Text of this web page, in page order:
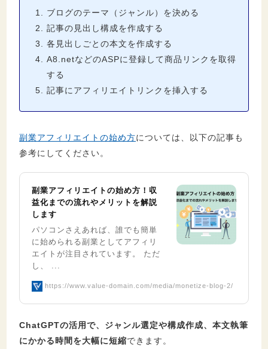
ブログのテーマ（ジャンル）を決める
記事の見出し構成を作成する
各見出しごとの本文を作成する
A8.netなどのASPに登録して商品リンクを取得
する
記事にアフィリエイトリンクを挿入する
副業アフィリエイトの始め方については、以下の記事も
参考にしてください。
副業アフィリエイトの始め方！収
益化までの流れやメリットを解説
します
パソコンさえあれば、誰でも簡単
に始められる副業としてアフィリ
エイトが注目されています。 ただ
し、 ...
https://www.value-domain.com/media/monetize-blog-2/
ChatGPTの活用で、ジャンル選定や構成作成、本文執筆
にかかる時間を大幅に短縮できます。